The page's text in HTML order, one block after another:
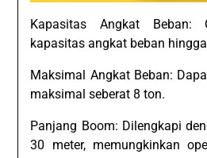
Kapasitas Angkat Beban:
kapasitas angkat beban
Maksimal Angkat Beban:
maksimal seberat 8 ton.
Panjang Boom: Dilengkapi
30 meter, memungkinkan